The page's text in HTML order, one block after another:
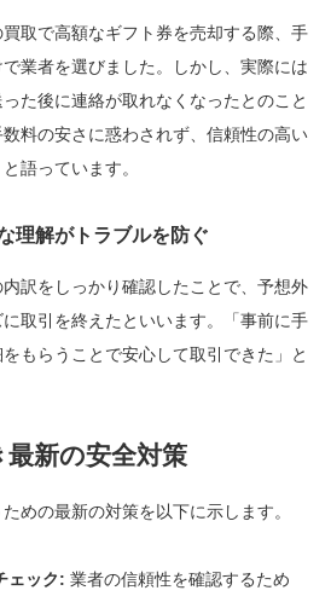
取で高額なギフト券を売却する際、手
業者を選びました。しかし、実際には
た後に連絡が取れなくなったとのこと
料の安さに惑わされず、信頼性の高い
語っています。
理解がトラブルを防ぐ
訳をしっかり確認したことで、予想外
取引を終えたといいます。「事前に手
もらうことで安心して取引できた」と
新の安全対策
めの最新の対策を以下に示します。
ェック: 業者の信頼性を確認するため